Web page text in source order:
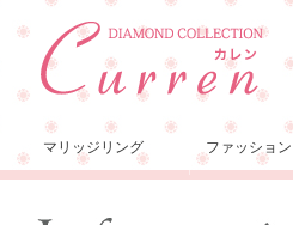
マリッジリング ファッショ